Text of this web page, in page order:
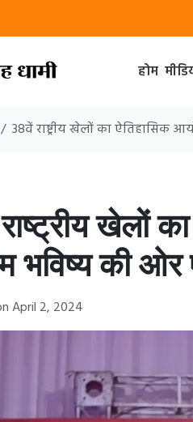
होम
38वें राष्ट्रीय खेलों का ऐतिहासिक
खेलों
भविष्य की
April 2, 2024